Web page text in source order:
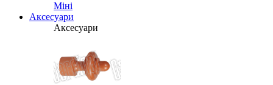
Міні
Аксесуари
Аксесуари